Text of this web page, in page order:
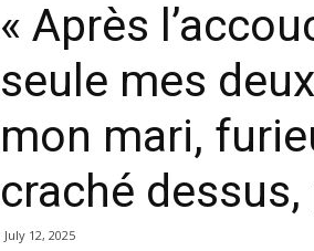
« Après
seule mes
mon mari,
craché
July 12, 2025